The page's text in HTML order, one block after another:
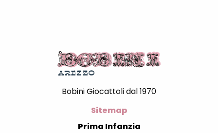
Bobini Giocattoli dal 1970
Sitemap
Prima Infanzia